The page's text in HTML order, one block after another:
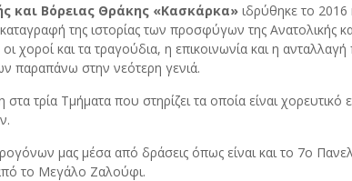
και Βόρειας Θράκης «Κασκάρκα» ιδρύθηκε το 2016
της ιστορίας των προσφύγων της
χοροί και τα τραγούδια, η επικοινωνία και η
παραπάνω στην νεότερη γενιά.
τρία Τμήματα που στηρίζει τα οποία είναι χορευτικό
μας μέσα από δράσεις όπως είναι και το 7ο
το Μεγάλο Ζαλούφι.